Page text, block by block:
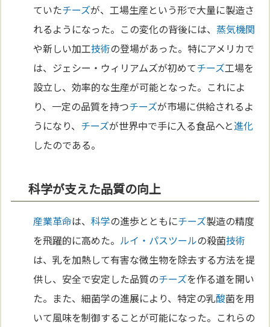
ていたチーズが、工場生産という形で大量に製造さ
れるようになった。この変化の背後には、 蒸気機関
や新しい加工技術の登場があった。特にアメリカで
は、ジェシー・ウィリアムズが初めてチーズ工場を
設立し、効率的な生産が可能となった。これによ
り、一定の品質を持つチーズが市場に供給されるよ
うになり、 チーズが世界中で手に入る食品へと進化
したのである。
科学が支えた品質の向上
産業革命は、科学の進歩とともにチーズ製造の精度
を飛躍的に高めた。 ルイ・パスツールの殺菌技術
は、乳を加熱して有害な微生物を除去する方法を提
供し、安全で安定した品質のチーズを作る道を開い
た。また、細菌学の進展により、特定の乳酸菌を用
いて風味を制御することが可能になった。これらの